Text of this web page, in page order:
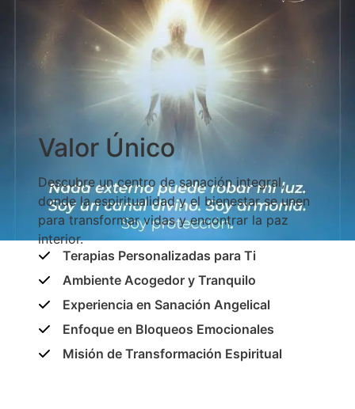
Valor Único
Descubre un centro de sanación integral,
donde la espiritualidad y el bienestar se unen
para transformar vidas y encontrar la paz
interior.
Terapias Personalizadas para Ti
Ambiente Acogedor y Tranquilo
Experiencia en Sanación Angelical
Enfoque en Bloqueos Emocionales
Misión de Transformación Espiritual